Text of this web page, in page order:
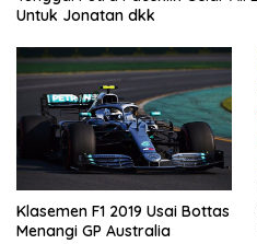
Untuk Jonatan dkk
Klasemen F1 2019 Usai Bottas
Menangi GP Australia